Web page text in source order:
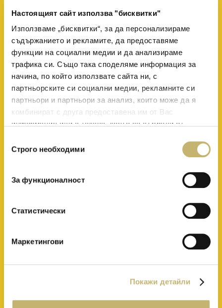
Настоящият сайт използва "бисквитки"
Използваме „бисквитки“, за да персонализираме
съдържанието и рекламите, да предоставяме
функции на социални медии и да анализираме
трафика си. Също така споделяме информация за
начина, по който използвате сайта ни, с
партньорските си социални медии, рекламните си
партньори и партньори за анализ, които може да я
комбинират с друга предоставена им от Вас
информация или с такава, която са събрали от
наСтрого необходими
За функционалност
Статистически
Маркетингови
Покажи детайли